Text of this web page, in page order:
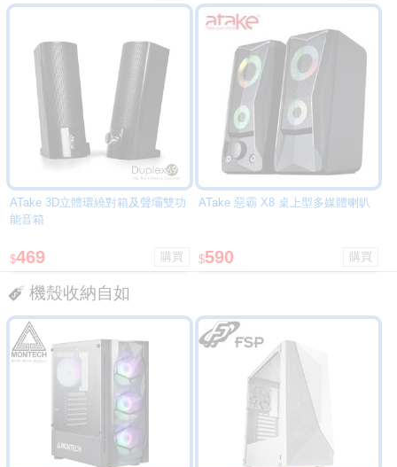
ATake 3D立體環繞對箱及聲壩雙功
能音箱
$469
ATake 惡霸 X8 桌上型多媒體喇叭
$590
機殼收納自如